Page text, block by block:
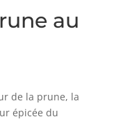
au
de la prune, la
épicée du